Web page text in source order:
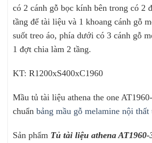
có 2 cánh gỗ bọc kính bên trong có 2
tầng để tài liệu và 1 khoang cánh gỗ
suốt treo áo, phía dưới có 3 cánh gỗ
1 đợt chia làm 2 tầng.
KT: R1200xS400xC1960
Mầu tủ tài liệu athena the one
chuẩn bảng mầu gỗ melamine nội thất
Sản phẩm Tủ tài liệu athena